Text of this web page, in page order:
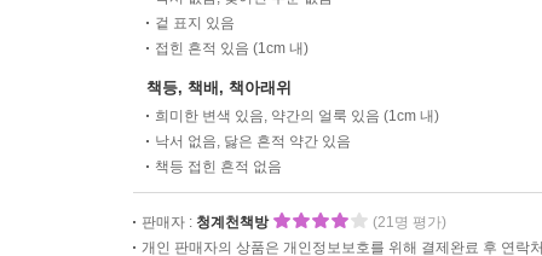
겉 표지 있음
접힌 흔적 있음 (1cm 내)
책등, 책배, 책아래위
희미한 변색 있음, 약간의 얼룩 있음 (1cm 내)
낙서 없음, 닳은 흔적 약간 있음
책등 접힌 흔적 없음
판매자 : 청계천책방
(21명 평가)
개인 판매자의 상품은 개인정보보호를 위해 결제완료 후 연락